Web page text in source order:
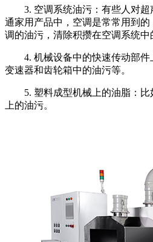
3. 空调系统油污：有些人对
通家用产品中，空调是常常用到
调的油污，清除积攒在空调系统中
4. 机械设备中的快速传动部件
变速器和齿轮箱中的油污等。
5. 塑料成型机械上的油脂：
上的油污。